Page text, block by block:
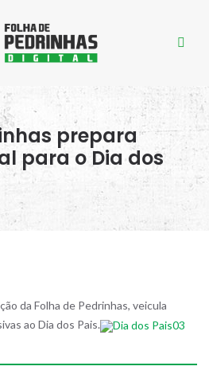
prepara
para o Dia dos
da Folha de Pedrinhas, veicula
ao Dia dos Pais.